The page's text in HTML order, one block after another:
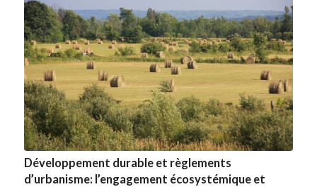
Développement durable et règlements
d’urbanisme: l’engagement écosystémique et